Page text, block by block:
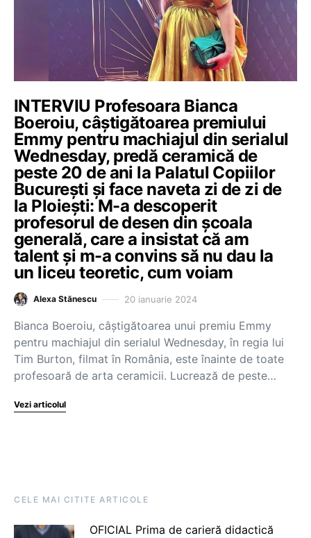
INTERVIU Profesoara Bianca
Boeroiu, câștigătoarea premiului
Emmy pentru machiajul din serialul
Wednesday, predă ceramică de
peste 20 de ani la Palatul Copiilor
București și face naveta zi de zi de
la Ploiești: M-a descoperit
profesorul de desen din școala
generală, care a insistat că am
talent și m-a convins să nu dau la
un liceu teoretic, cum voiam
Alexa Stănescu 20 ianuarie 2024
Bianca Boeroiu, câștigătoarea unui premiu Emmy
pentru machiajul din serialul Wednesday, în regia lui
Tim Burton, filmat în România, este înainte de toate
profesoară de arta ceramicii. Lucrează de peste…
Vezi articolul
CELE MAI CITITE ARTICOLE
OFICIAL Prima de carieră didactică